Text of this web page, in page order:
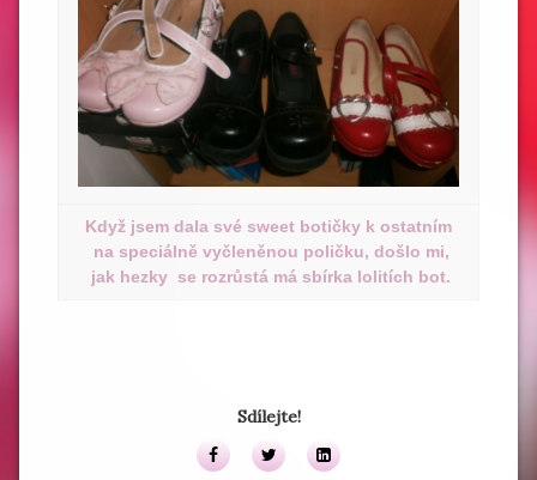
Když jsem dala své sweet botičky k ostatním
na speciálně vyčleněnou poličku, došlo mi,
jak hezky se rozrůstá má sbírka lolitích bot.
Sdílejte!
FacebookTwitterLinkedIn